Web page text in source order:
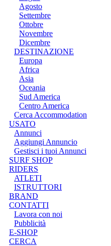
Agosto
Settembre
Ottobre
Novembre
Dicembre
DESTINAZIONE
Europa
Africa
Asia
Oceania
Sud America
Centro America
Cerca Accommodation
USATO
Annunci
Aggiungi Annuncio
Gestisci i tuoi Annunci
SURF SHOP
RIDERS
ATLETI
ISTRUTTORI
BRAND
CONTATTI
Lavora con noi
Pubblicità
E-SHOP
CERCA